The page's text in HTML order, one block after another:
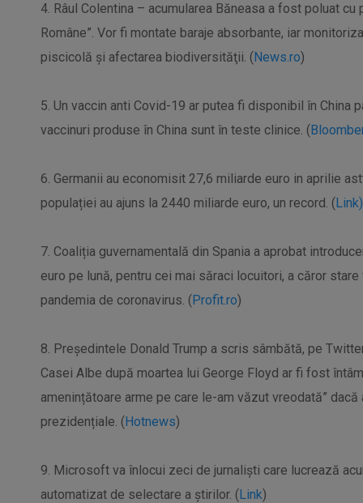
4. Râul Colentina – acumularea Băneasa a fost poluat cu
Române”. Vor fi montate baraje absorbante, iar
piscicolă şi afectarea biodiversităţii. (News.ro)
5. Un vaccin anti Covid-19 ar putea fi disponibil în China
vaccinuri produse în China sunt în teste clinice. (
6. Germanii au economisit 27,6 miliarde euro in aprilie
populației au ajuns la 2440 miliarde euro, un record. (Link)
7. Coaliția guvernamentală din Spania a aprobat
euro pe lună, pentru cei mai săraci locuitori, a căror
pandemia de coronavirus. (Profit.ro)
8. Președintele Donald Trump a scris sâmbătă, pe
Casei Albe după moartea lui George Floyd ar fi fost
amenințătoare arme pe care le-am văzut vreodată”
prezidențiale. (Hotnews)
9. Microsoft va înlocui zeci de jurnaliști care lucrează
automatizat de selectare a știrilor. (Link)